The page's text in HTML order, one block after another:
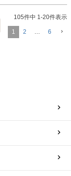
105件中 1 -20件表示
1 2 6